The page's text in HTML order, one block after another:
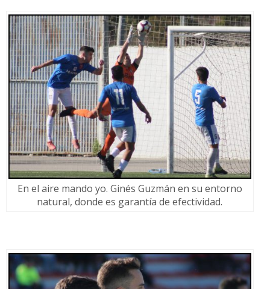
En el aire mando yo. Ginés Guzmán en su entorno
natural, donde es garantía de efectividad.